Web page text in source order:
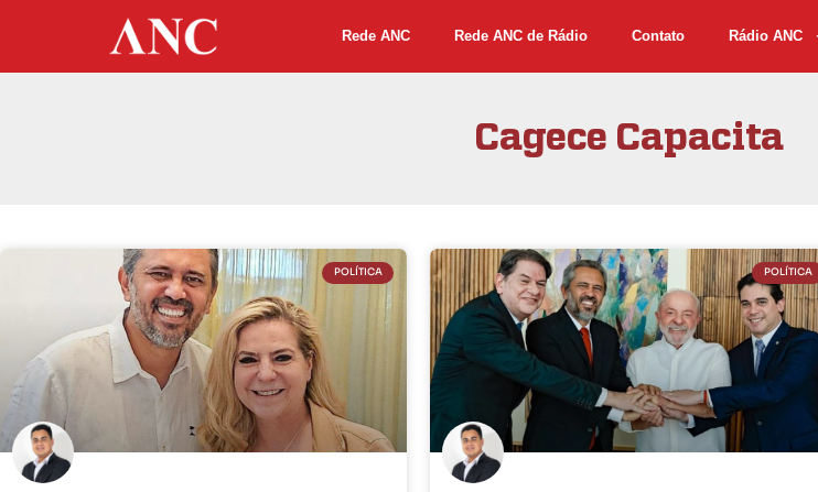
Rede ANC Rede ANC de Rádio Contato Rádio ANC
Cagece Capacita
POLÍTICA POLÍTICA